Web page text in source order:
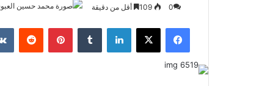
0 أقل من دقيقة
فيسبوك ‫X لينكدإن بينتيريست